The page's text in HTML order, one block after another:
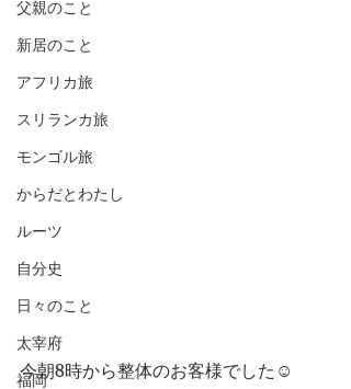
父親のこと
新居のこと
アフリカ旅
スリランカ旅
モンゴル旅
からだとわたし
ルーツ
自分史
日々のこと
太宰府
福岡
今朝8時から整体のお客様でした☺️